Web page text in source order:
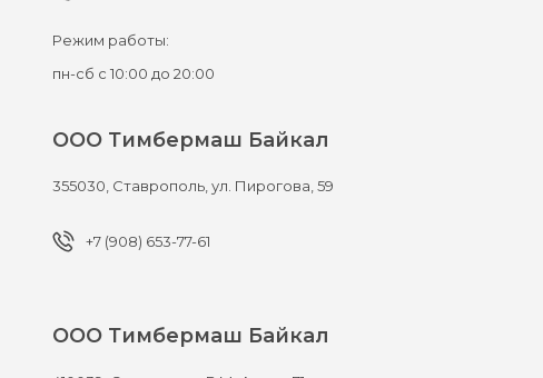
Режим работы:
пн-сб с 10:00 до 20:00
ООО Тимбермаш Байкал
355030, Ставрополь,ул. Пирогова, 59
+7 (908) 653-77-61
ООО Тимбермаш Байкал